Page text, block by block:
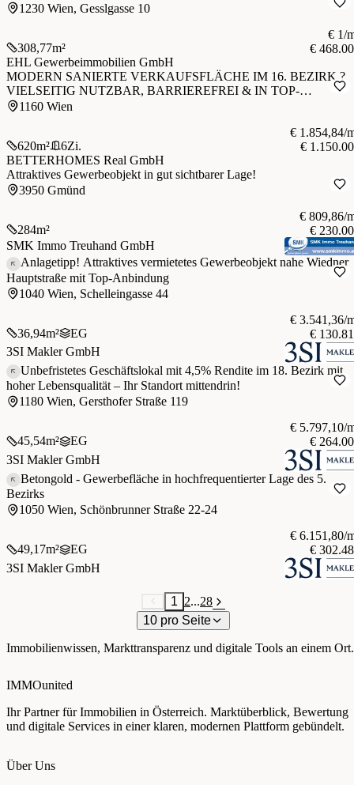
1230 Wien, Gesslgasse 10
308,77m²
€ 1/
€
EHL Gewerbeimmobilien GmbH
MODERN SANIERTE VERKAUFSFLÄCHE IM 16. BEZIRK ?
VIELSEITIG NUTZBAR, BARRIEREFREI & IN TOP-
ZUSTAND!
1160 Wien
620m² 6Zi.
€ 1.854,84/
€
BETTERHOMES Real GmbH
Attraktives Gewerbeobjekt in gut sichtbarer Lage!
3950 Gmünd
284m²
€ 809,86/
€
SMK Immo Treuhand GmbH
Anlagetipp! Attraktives vermietetes Gewerbeobjekt nahe Wiedner
Hauptstraße mit Top-Anbindung
1040 Wien, Schelleingasse 44
36,94m² EG
€ 3.541,36/
€
3SI Makler GmbH
Unbefristetes Geschäftslokal mit 4,5% Rendite im 18. Bezirk mit
hoher Lebensqualität – Ihr Standort mittendrin!
1180 Wien, Gersthofer Straße 119
45,54m² EG
€ 5.797,10/
€
3SI Makler GmbH
Betongold - Gewerbefläche in hochfrequentierter Lage des 5.
Bezirks
1050 Wien, Schönbrunner Straße 22-24
49,17m² EG
€ 6.151,80/
€
3SI Makler GmbH
1 2...28
10 pro Seite
Immobilienwissen, Markttransparenz und digitale Tools an einem Ort.
IMMOunited
Ihr Partner für Immobilien in Österreich. Marktüberblick, Bewertung
und digitale Services in einer klaren, modernen Plattform gebündelt.
Über Uns